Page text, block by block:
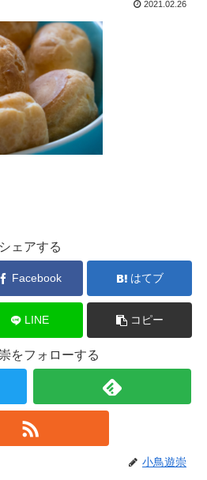
2021.02.26
シェアする
Facebook はてブ
LINE コピー
をフォローする
小鳥遊崇